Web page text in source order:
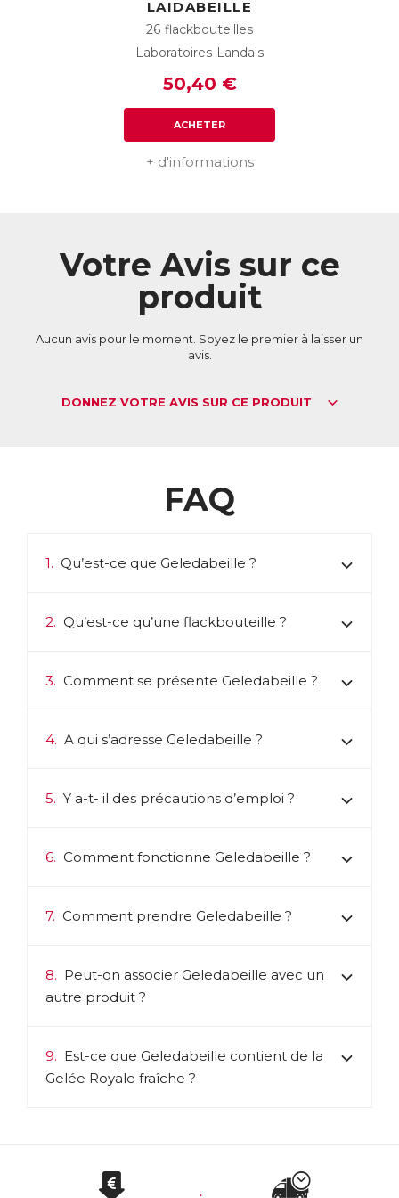
LAIDABEILLE
26 flackbouteilles
Laboratoires Landais
50,40 €
ACHETER
+ d'informations
Votre Avis sur ce
produit
Aucun avis pour le moment. Soyez le premier à laisser un
avis.
DONNEZ VOTRE AVIS SUR CE PRODUIT
FAQ
1. Qu’est-ce que Geledabeille ?
2. Qu’est-ce qu’une flackbouteille ?
3. Comment se présente Geledabeille ?
4. A qui s’adresse Geledabeille ?
5. Y a-t- il des précautions d’emploi ?
6. Comment fonctionne Geledabeille ?
7. Comment prendre Geledabeille ?
8. Peut-on associer Geledabeille avec un
autre produit ?
9. Est-ce que Geledabeille contient de la
Gelée Royale fraîche ?